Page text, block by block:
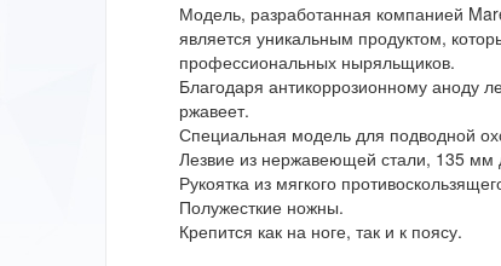
Модель, разработанная компанией
является уникальным продуктом,
профессиональных ныряльщиков.
Благодаря антикоррозионному аноду
ржавеет.
Специальная модель для подводной
Лезвие из нержавеющей стали, 135
Рукоятка из мягкого
Полужесткие ножны.
Крепится как на ноге, так и к поясу.